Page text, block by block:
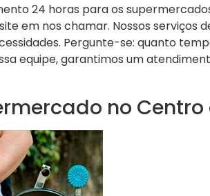
24 horas para os
em nos chamar. Nossos serviços
Pergunte-se: quanto
equipe, garantimos um
no